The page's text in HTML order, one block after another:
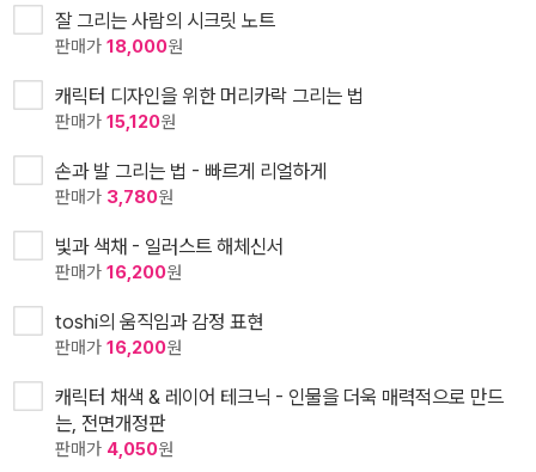
잘 그리는 사람의 시크릿 노트
판매가 18,000원
캐릭터 디자인을 위한 머리카락 그리는 법
판매가 15,120원
손과 발 그리는 법 - 빠르게 리얼하게
판매가 3,780원
빛과 색채 - 일러스트 해체신서
판매가 16,200원
toshi의 움직임과 감정 표현
판매가 16,200원
캐릭터 채색 & 레이어 테크닉 - 인물을 더욱 매력적으로 만드
는, 전면개정판
판매가 4,050원